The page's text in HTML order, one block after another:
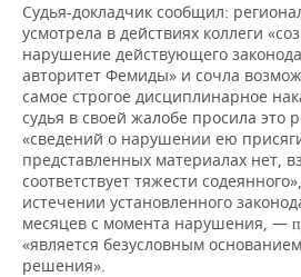
Судья-докладчик сообщил:
усмотрела в действиях коллеги
нарушение действующего
авторитет Фемиды» и сочла
самое строгое дисциплинарное
судья в своей жалобе просила это
«сведений о нарушении ею
представленных материалах нет,
соответствует тяжести
истечении установленного
месяцев с момента нарушения, —
«является безусловным
решения».